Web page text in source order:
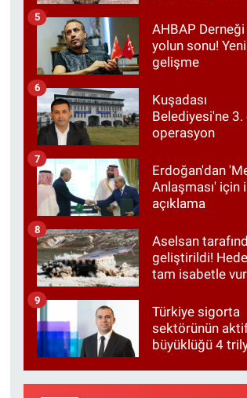
AHBAP
yolun sonu! Yeni
gelişme
5
Kuşadası
Belediyesi'ne 3.
operasyon
6
Erdoğan'dan
Anlaşması' için
açıklama
7
Aselsan
geliştirildi!
tam isabetle
8
Türkiye sigorta
sektörünün
büyüklüğü 4
9